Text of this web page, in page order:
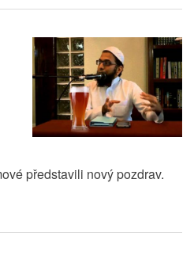
představili nový pozdrav.